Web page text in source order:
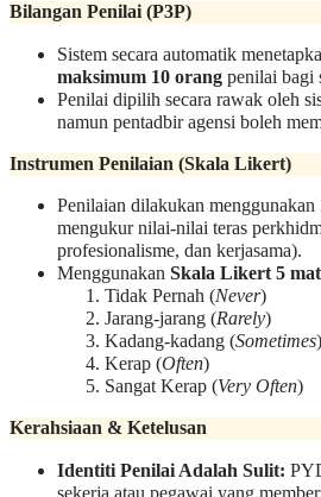
Bilangan Penilai (P3P)
Sistem secara automatik
maksimum 10 orang penilai bagi
Penilai dipilih secara rawak oleh
namun pentadbir agensi boleh
Instrumen Penilaian (Skala Likert)
Penilaian dilakukan menggunakan
mengukur nilai-nilai teras
profesionalisme, dan kerjasama).
Menggunakan Skala Likert 5
Tidak Pernah (Never)
Jarang-jarang (Rarely)
Kadang-kadang (Sometimes)
Kerap (Often)
Sangat Kerap (Very Often)
Kerahsiaan & Ketelusan
Identiti Penilai Adalah Sulit: